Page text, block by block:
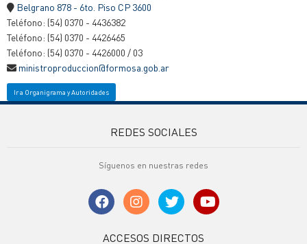
Belgrano 878 - 6to. Piso CP 3600
Teléfono: (54) 0370 - 4436382
Teléfono: (54) 0370 - 4426465
Teléfono: (54) 0370 - 4426000 / 03
ministroproduccion@formosa.gob.ar
Ir a Organigrama y Autoridades
REDES SOCIALES
Síguenos en nuestras redes
ACCESOS DIRECTOS